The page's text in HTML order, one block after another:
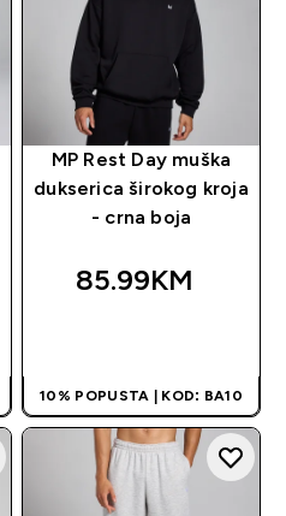
MP Rest Day muška
dukserica širokog kroja
- crna boja
85.99KM‎
10% POPUSTA | KOD: BA10